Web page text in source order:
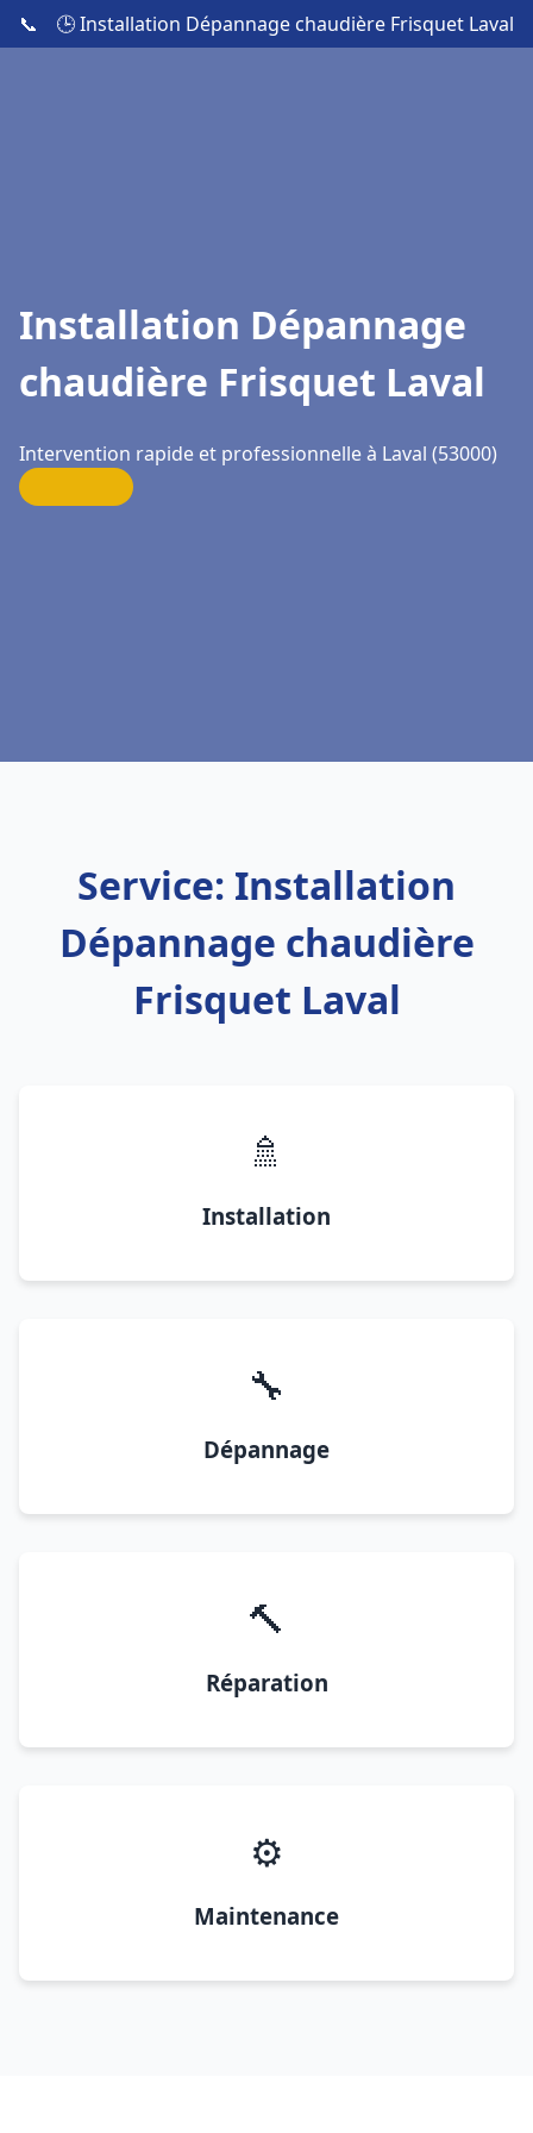
📞 🕒 Installation Dépannage chaudière Frisquet Laval
Installation Dépannage
chaudière Frisquet Laval
Intervention rapide et professionnelle à Laval (53000)
Service: Installation
Dépannage chaudière
Frisquet Laval
🚿
Installation
🔧
Dépannage
🔨
Réparation
⚙️
Maintenance